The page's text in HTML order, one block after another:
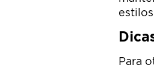
Para